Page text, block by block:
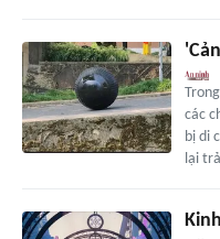
các
bị di
lại